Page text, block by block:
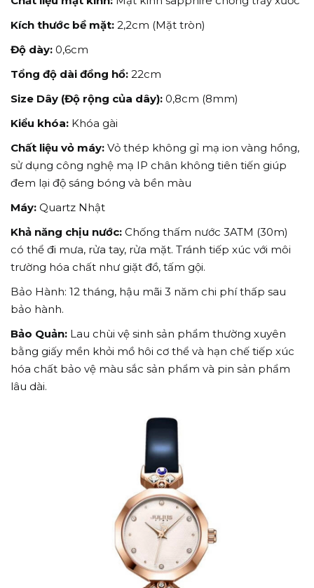
Kích thước bề mặt: 2,2cm (Mặt tròn)
Độ dày: 0,6cm
Tổng độ dài đồng hồ: 22cm
Size Dây (Độ rộng của dây): 0,8cm (8mm)
Kiểu khóa: Khóa gài
Chất liệu vỏ máy: Vỏ thép không gỉ mạ ion vàng hồng,
sử dụng công nghệ mạ IP chân không tiên tiến giúp
đem lại độ sáng bóng và bền màu
Máy: Quartz Nhật
Khả năng chịu nước: Chống thấm nước 3ATM (30m)
có thể đi mưa, rửa tay, rửa mặt. Tránh tiếp xúc với môi
trường hóa chất như giặt đồ, tấm gội.
Bảo Hành: 12 tháng, hậu mãi 3 năm chi phí thấp sau
bảo hành.
Bảo Quản: Lau chùi vệ sinh sản phẩm thường xuyên
bằng giấy mền khỏi mồ hôi cơ thể và hạn chế tiếp xúc
hóa chất bảo vệ màu sắc sản phẩm và pin sản phẩm
lâu dài.